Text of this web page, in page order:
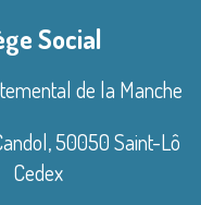
Social
de la Manche
50050 Saint-Lô
Cedex